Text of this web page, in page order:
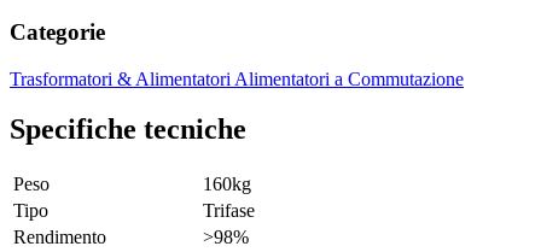
Categorie
Trasformatori & Alimentatori Alimentatori a Commutazione
Specifiche tecniche
Peso
160kg
Tipo
Trifase
Rendimento
>98%